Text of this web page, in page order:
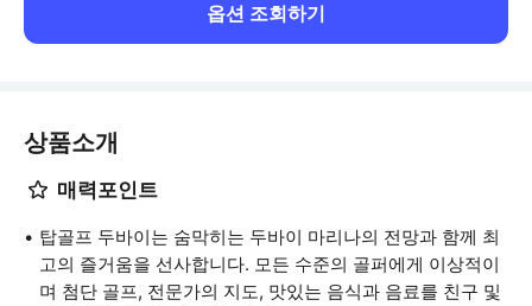
옵션 조회하기
상품소개
매력포인트
탑골프 두바이는 숨막히는 두바이 마리나의 전망과 함께 최
고의 즐거움을 선사합니다. 모든 수준의 골퍼에게 이상적이
며 첨단 골프, 전문가의 지도, 맛있는 음식과 음료를 친구 및